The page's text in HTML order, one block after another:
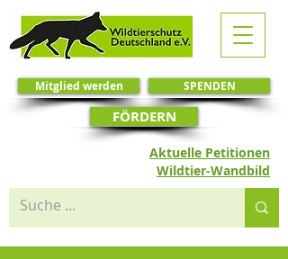
SPENDEN
Mitglied werden
Aktuelle Petitionen
FÖRDERN
Wildtier-Wandbild